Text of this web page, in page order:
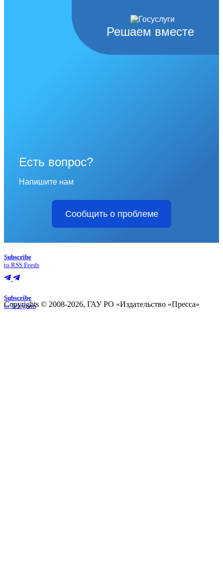
Решаем вместе
Есть вопрос?
Напишите нам
Сообщить о проблеме
Subscribe
to RSS Feeds
Subscribe
to Telegram
Copyrights © 2008-2026, ГАУ РО «Издательство «Пресса»